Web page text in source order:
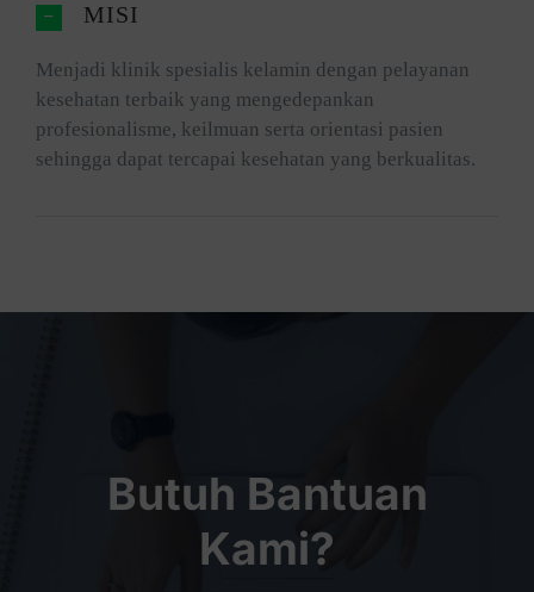
MISI
Menjadi klinik spesialis kelamin dengan pelayanan
kesehatan terbaik yang mengedepankan
profesionalisme, keilmuan serta orientasi pasien
sehingga dapat tercapai kesehatan yang berkualitas.
Butuh Bantuan
Kami?